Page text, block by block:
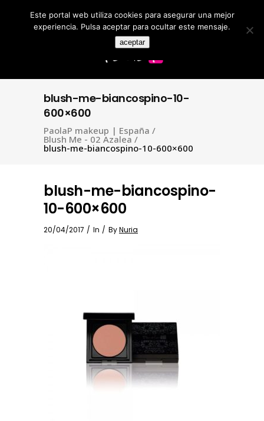
Search
for:
blush-me-biancospino-10-
600×600
PaolaP makeup | España /
Blush Me - 02 Azalea /
blush-me-biancospino-10-600×600
blush-me-biancospino-
10-600×600
20/04/2017 In ByNuria
Este portal web utiliza cookies para asegurar una mejor
experiencia. Pulsa aceptar para ocultar este mensaje.
aceptar